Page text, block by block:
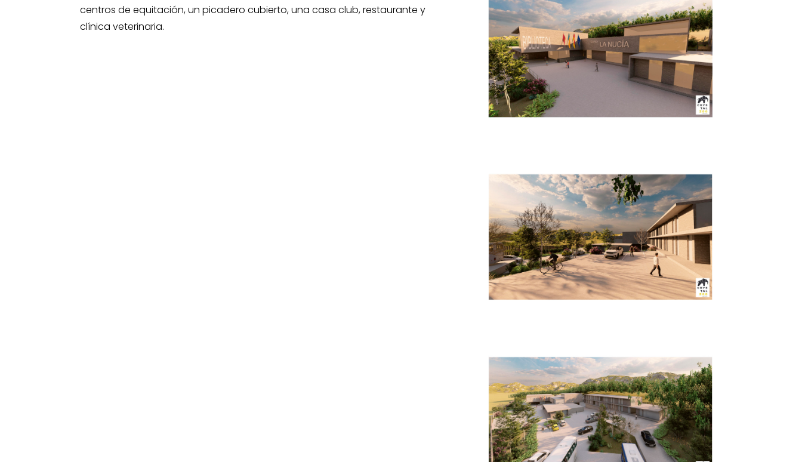
centros de equitación, un picadero cubierto, una casa club, restaurante y
clínica veterinaria.